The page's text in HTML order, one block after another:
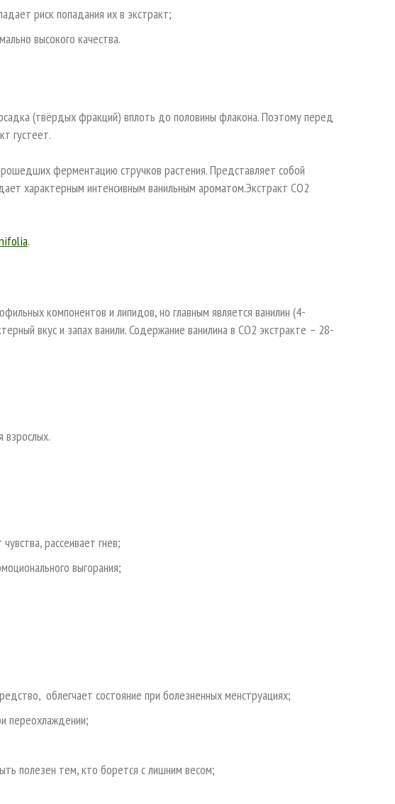
риск попадания их в экстракт;
высокого качества.
(твёрдых фракций) вплоть до половины флакона. Поэтому перед
густеет.
ферментацию стручков растения. Представляет собой
характерным интенсивным ванильным ароматом.Экстракт СО2
.
компонентов и липидов, но главным является ванилин (4-
вкус и запах ванили. Содержание ванилина в СО2 экстракте – 28-
рассеивает гнев;
выгорания;
облегчает состояние при болезненных менструациях;
переохлаждении;
полезен тем, кто борется с лишним весом;